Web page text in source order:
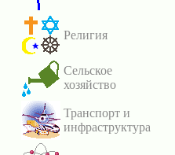
Религия
Сельское
хозяйство
Транспорт и
инфраструктура